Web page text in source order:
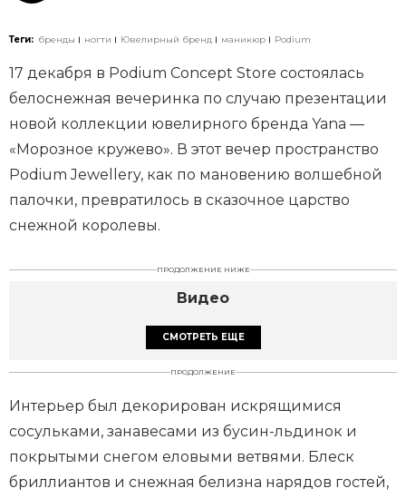
Теги: бренды ногти Ювелирный бренд маникюр Podium
17 декабря в Podium Concept Store состоялась
белоснежная вечеринка по случаю презентации
новой коллекции ювелирного бренда Yana —
«Морозное кружево». В этот вечер пространство
Podium Jewellery, как по мановению волшебной
палочки, превратилось в сказочное царство
снежной королевы.
ПРОДОЛЖЕНИЕ НИЖЕ
Видео
СМОТРЕТЬ ЕЩЕ
ПРОДОЛЖЕНИЕ
Интерьер был декорирован искрящимися
сосульками, занавесами из бусин-льдинок и
покрытыми снегом еловыми ветвями. Блеск
бриллиантов и снежная белизна нарядов гостей,